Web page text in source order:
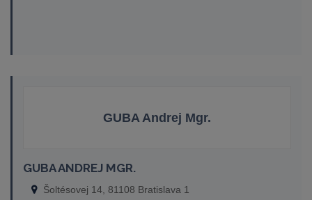
GUBA Andrej Mgr.
GUBA ANDREJ MGR.
Šoltésovej 14, 81108 Bratislava 1